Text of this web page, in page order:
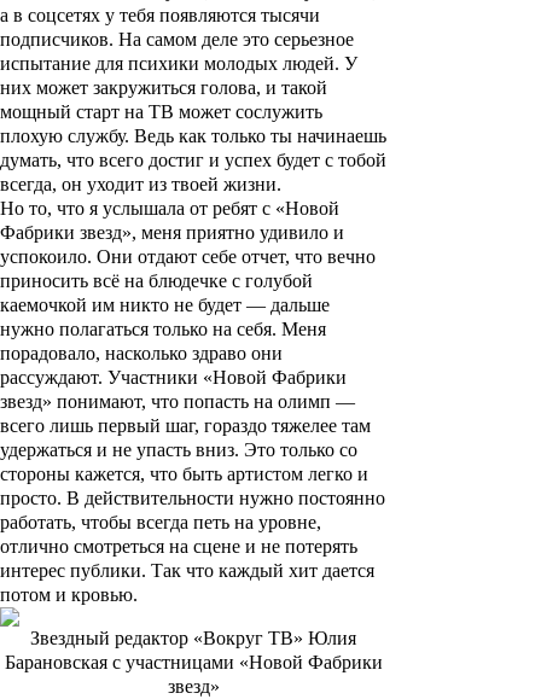
а в соцсетях у тебя появляются тысячи
подписчиков. На самом деле это серьезное
испытание для психики молодых людей. У
них может закружиться голова, и такой
мощный старт на ТВ может сослужить
плохую службу. Ведь как только ты начинаешь
думать, что всего достиг и успех будет с тобой
всегда, он уходит из твоей жизни.
Но то, что я услышала от ребят с «Новой
Фабрики звезд», меня приятно удивило и
успокоило. Они отдают себе отчет, что вечно
приносить всё на блюдечке с голубой
каемочкой им никто не будет — дальше
нужно полагаться только на себя. Меня
порадовало, насколько здраво они
рассуждают. Участники «Новой Фабрики
звезд» понимают, что попасть на олимп —
всего лишь первый шаг, гораздо тяжелее там
удержаться и не упасть вниз. Это только со
стороны кажется, что быть артистом легко и
просто. В действительности нужно постоянно
работать, чтобы всегда петь на уровне,
отлично смотреться на сцене и не потерять
интерес публики. Так что каждый хит дается
потом и кровью.
Звездный редактор «Вокруг ТВ» Юлия
Барановская с участницами «Новой Фабрики
звезд»